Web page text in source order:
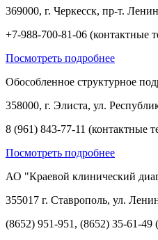
369000, г. Черкесск, пр-т.
+7-988-700-81-06 (контактные
Посмотреть подробнее
Обособленное структурное
358000, г. Элиста, ул.
8 (961) 843-77-11 (контактные
Посмотреть подробнее
АО "Краевой клинический
355017 г. Ставрополь, ул.
(8652) 951-951, (8652) 35-61-49